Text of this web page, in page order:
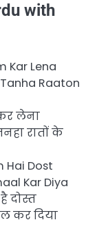
with
Kar Lena
Raaton
लेना
रातों के
Hai Dost
Kar Diya
दोस्त
कर दिया